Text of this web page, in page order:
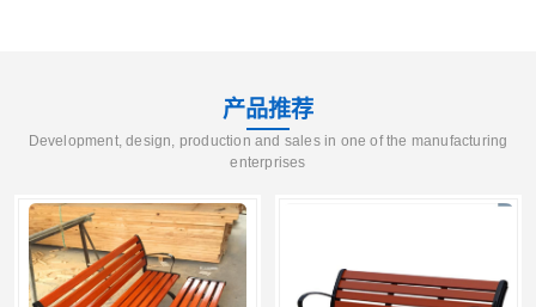
产品推荐
Development, design, production and sales in one of the manufacturing
enterprises